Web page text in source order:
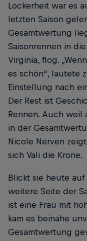
Lockerheit war es
letzten Saison
Gesamtwertung
Saisonrennen in
Virginia, flog.
es schön“, lautete
Einstellung nach
Der Rest ist
Rennen. Auch weil
in der
Nicole Nerven
sich Vali die Krone.
Blickt sie heute auf
weitere Seite der
ist eine Frau mit
kam es beinahe
Gesamtwertung